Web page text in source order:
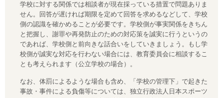
学校に対する関係では相談者が現在採っている措置で問題ありま
せん。回答が遅ければ期限を定めて回答を求めるなどして、学校
側の認識を確かめることが必要です。学校側が事実関係をきちん
と把握し、謝罪や再発防止のための対応策を誠実に行うというの
であれば、学校側と前向きな話合いをしていきましょう。もし学
校側が誠実な対応を行わない場合には、教育委員会に相談するこ
とも考えられます（公立学校の場合）。
なお、体罰によるような場合も含め、「学校の管理下」で起きた
事故・事件による負傷等については、独立行政法人日本スポーツ